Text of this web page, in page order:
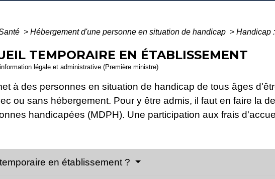
> Hébergement d'une personne en situation de handicap > Handicap
TEMPORAIRE EN ÉTABLISSEMENT
légale et administrative (Première ministre)
à des personnes en situation de handicap de tous âges
ou sans hébergement. Pour y être admis, il faut en faire la
handicapées (MDPH). Une participation aux frais
en établissement ?